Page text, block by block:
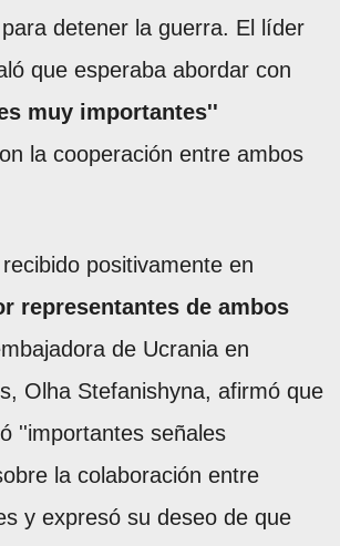
detener la guerra. El líder
que esperaba abordar con
muy importantes''
la cooperación entre ambos
positivamente en
representantes de ambos
de Ucrania en
Olha Stefanishyna, afirmó que
''importantes señales
la colaboración entre
y expresó su deseo de que